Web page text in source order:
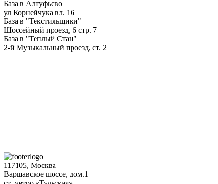
База в Алтуфьево
ул Корнейчука вл. 16
База в "Текстильщики"
Шоссейный проезд, 6 стр. 7
База в "Теплый Стан"
2-й Музыкальный проезд, ст. 2
117105, Москва
Варшавское шоссе, дом.1